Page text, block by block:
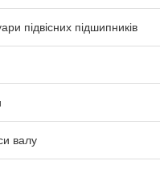
підвісних підшипників
валу